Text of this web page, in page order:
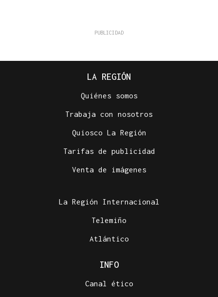
LA REGIÓN
Quiénes somos
Trabaja con nosotros
Quiosco La Región
Tarifas de publicidad
Venta de imágenes
La Región Internacional
Telemiño
Atlántico
INFO
Canal ético